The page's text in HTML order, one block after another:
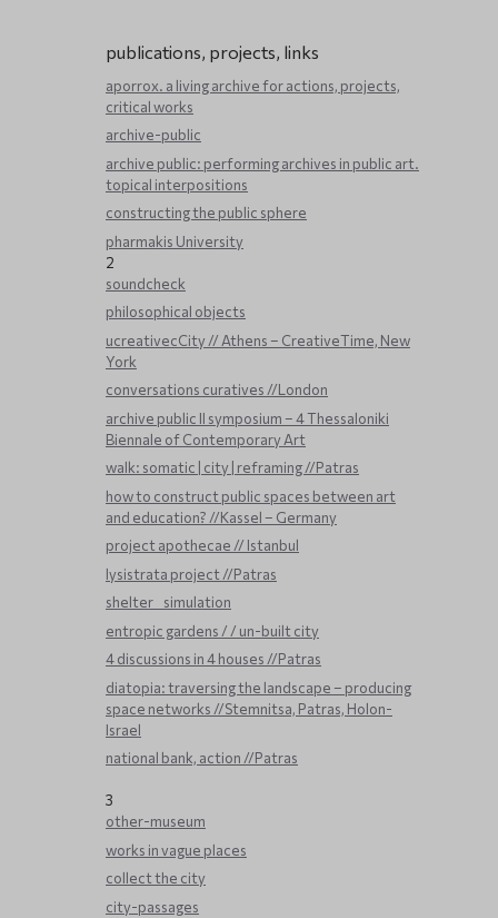
publications, projects, links
aporrox. a living archive for actions, projects,
critical works
archive-public
archive public: performing archives in public art.
topical interpositions
constructing the public sphere
pharmakis University
2
soundcheck
philosophical objects
ucreativecCity // Athens – CreativeTime, New
York
conversations curatives //London
archive public ΙΙ symposium – 4 Thessaloniki
Biennale of Contemporary Art
walk: somatic | city | reframing //Patras
how to construct public spaces between art
and education? //Kassel – Germany
project apothecae // Istanbul
lysistrata project //Patras
shelter _ simulation
entropic gardens / / un-built city
4 discussions in 4 houses //Patras
diatopia: traversing the landscape – producing
space networks //Stemnitsa, Patras, Holon-
Israel
national bank, action //Patras
3
other-museum
works in vague places
collect the city
city-passages